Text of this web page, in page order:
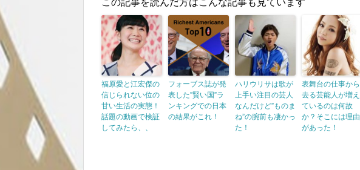
この記事を読んだ方はこんな記事も見ています
福原愛と江宏傑の
信じられない位の
甘い生活の実態！
話題の動画で検証
してみたら、、
フォーブス誌が発
表した”賢い国”ラ
ンキングでの日本
の結果がこれ！
ハリウリサは歌が
上手い注目の芸人
なんだけど”ものま
ね”の腕前も凄かっ
た！
表舞台の仕事から
去る芸能人が増え
ているのは何故
か？そこには理由
があった！